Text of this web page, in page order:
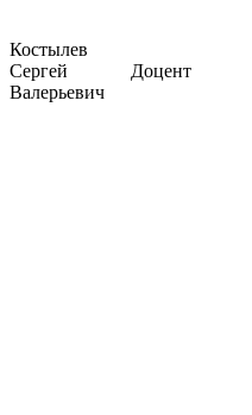
Костылев
Сергей
Валерьевич
Доцент